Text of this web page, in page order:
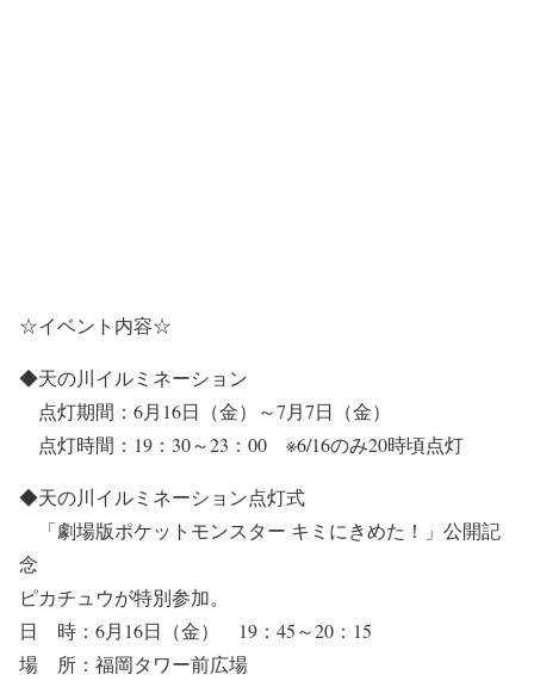
☆イベント内容☆
◆天の川イルミネーション
点灯期間：6月16日（金）～7月7日（金）
点灯時間：19：30～23：00 ※6/16のみ20時頃点灯
◆天の川イルミネーション点灯式
「劇場版ポケットモンスター キミにきめた！」公開記
念
ピカチュウが特別参加。
日 時：6月16日（金） 19：45～20：15
場 所：福岡タワー前広場